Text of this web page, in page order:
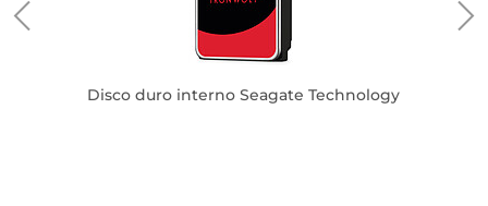
Disco duro interno Seagate Technology